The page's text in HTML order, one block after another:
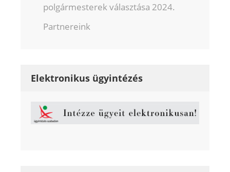
polgármesterek választása 2024.
Partnereink
Elektronikus ügyintézés